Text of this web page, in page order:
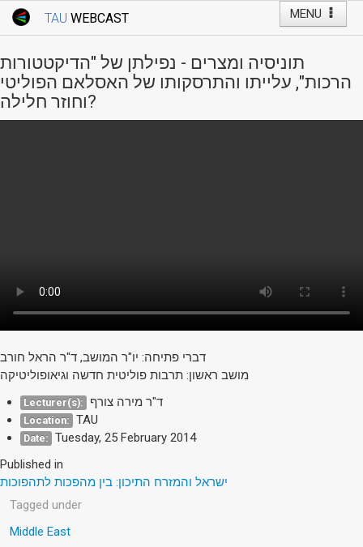
MENU
TAU WEBCAST
Webcast: Courses
Tel Aviv University
Events
תוניסיה ומצרים - נפילתן של "הדיקטטורות
הרכות", עלייתו והתרסקותו של האסלאם הפוליטי
וחוזר חלילה?
דברי פתיחה: יו"ר המושב, ד"ר הראל חורב
מושב ראשון: תרבות פוליטית חדשה וגיאופוליטיקה
Lecturer(s): ד"ר מירה צורף
Location: TAU
Date: Tuesday, 25 February 2014
Published in
ישראל והמזרח התיכון: בין מהפכות לתהפוכות
Tagged under
Middle East